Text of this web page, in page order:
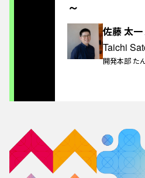
～
佐藤 太一
Taichi
開発本部 た